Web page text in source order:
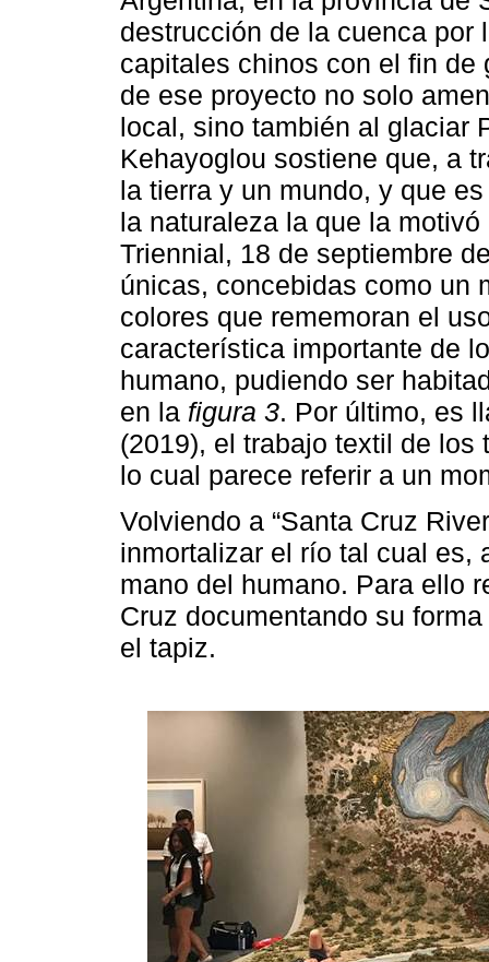
destrucción de la cuenca por
capitales chinos con el fin
de ese proyecto no solo
local, sino también al glaciar
Kehayoglou sostiene que, a
la tierra y un mundo, y que
la naturaleza la que la
Triennial, 18 de septiembre
únicas, concebidas como un
colores que rememoran el
característica importante de
humano, pudiendo ser
en la figura 3. Por último, es
(2019), el trabajo textil de
lo cual parece referir a un
Volviendo a “Santa Cruz
inmortalizar el río tal cual es,
mano del humano. Para ello
Cruz documentando su
el tapiz.